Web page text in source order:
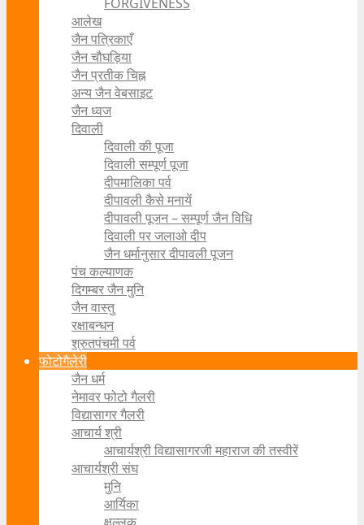
आलेख
जैन पत्रिकाएँ
जैन चौघड़िया
जैन प्रतीक चिह्न
अन्य जैन वेबसाइट
जैन ध्वज
दिवाली
दिवाली की पूजा
दिवाली सम्पूर्ण पूजा
दीपमालिका पर्व
दीपावली कैसे मनायें
दीपावली पूजन – सम्पूर्ण जैन विधि
दिवाली पर जलाओ दीप
जैन धर्मानुसार दीपावली पूजन
पंच कल्याणक
दिगम्बर जैन मुनि
जैन वास्तु
रक्षाबन्धन
श्रुतपंचमी पर्व
फोटोगैलेरी
जैन धर्म
नेमावर फोटो गैलरी
विद्यासागर गैलरी
आचार्य श्री
आचार्यश्री विद्यासागरजी महाराज की तस्वीरें
आचार्यश्री संघ
मुनि
आर्यिका